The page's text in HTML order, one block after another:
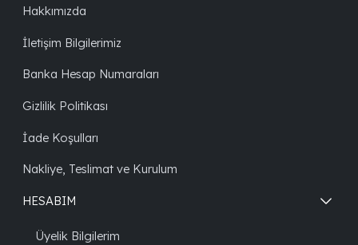
Hakkımızda
İletişim Bilgilerimiz
Banka Hesap Numaraları
Gizlilik Politikası
İade Koşulları
Nakliye, Teslimat ve Kurulum
HESABIM
Üyelik Bilgilerim